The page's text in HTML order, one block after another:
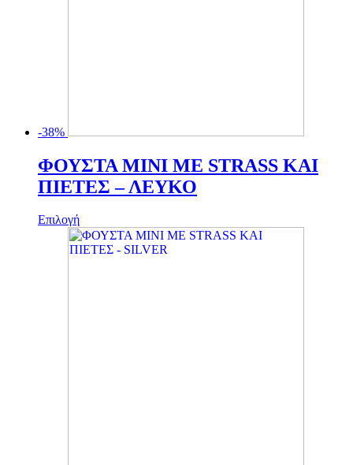
-38%
ΦΟΥΣΤΑ MINI ΜΕ STRASS ΚΑΙ
ΠΙΕΤΕΣ – ΛΕΥΚΟ
ΕπιλογήΑυτό
το
προϊόν